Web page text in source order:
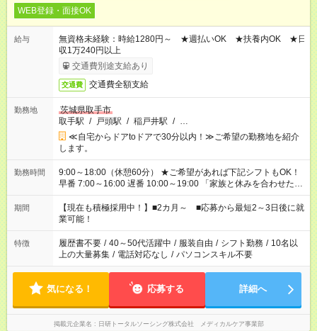
WEB登録・面接OK
給与
無資格未経験：時給1280円～ ★週払いOK ★扶養内OK ★日
収1万240円以上
交通費別途支給あり
交通費 交通費全額支給
勤務地
茨城県取手市
取手駅 / 戸頭駅 / 稲戸井駅 / …
≪自宅からドアtoドアで30分以内！≫ご希望の勤務地を紹介
します。
勤務時間
9:00～18:00（休憩60分） ★ご希望があれば下記シフトもOK！
早番 7:00～16:00 遅番 10:00～19:00 「家族と休みを合わせた
い」 「余裕を持って夕飯の準備がしたい」 「できれば残業はし
たくない」 など、ご希望を教えてくださいね。 ※Wワーク希望
の方へ 複数就業の場合は、合計40時間以内。
期間
【現在も積極採用中！】■2カ月～ ■応募から最短2～3日後に就
業可能！
特徴 履歴書不要 / 40～50代活躍中 / 服装自由 / シフト勤務 / 10名以
上の大量募集 / 電話対応なし / パソコンスキル不要
気になる！ 応募する 詳細へ
掲載元企業名 日研トータルソーシング株式会社 メディカルケア事業部